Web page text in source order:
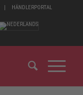
HÄNDLERPORTAL